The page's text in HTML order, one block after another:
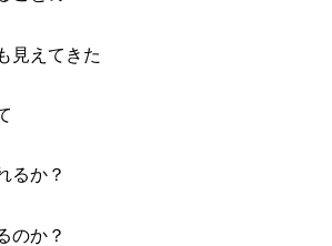
見えてきた
るか？
のか？